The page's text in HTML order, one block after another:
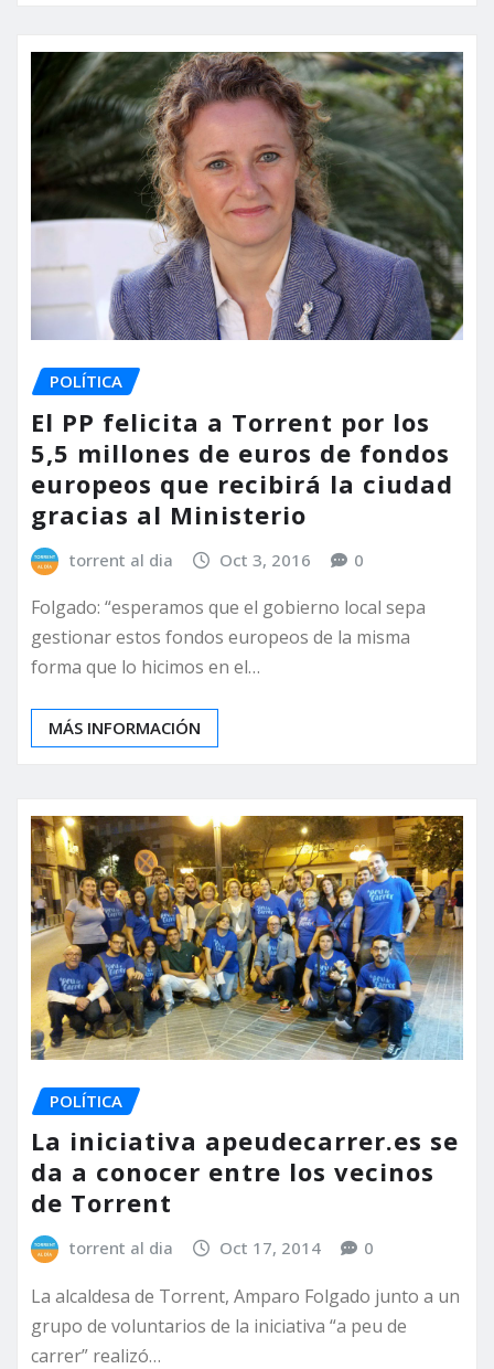
POLÍTICA
El PP felicita a Torrent por los
5,5 millones de euros de fondos
europeos que recibirá la ciudad
gracias al Ministerio
torrent al dia Oct 3, 2016 0
Folgado: “esperamos que el gobierno local sepa
gestionar estos fondos europeos de la misma
forma que lo hicimos en el…
MÁS INFORMACIÓN
POLÍTICA
La iniciativa apeudecarrer.es se
da a conocer entre los vecinos
de Torrent
torrent al dia Oct 17, 2014 0
La alcaldesa de Torrent, Amparo Folgado junto a un
grupo de voluntarios de la iniciativa “a peu de
carrer” realizó…